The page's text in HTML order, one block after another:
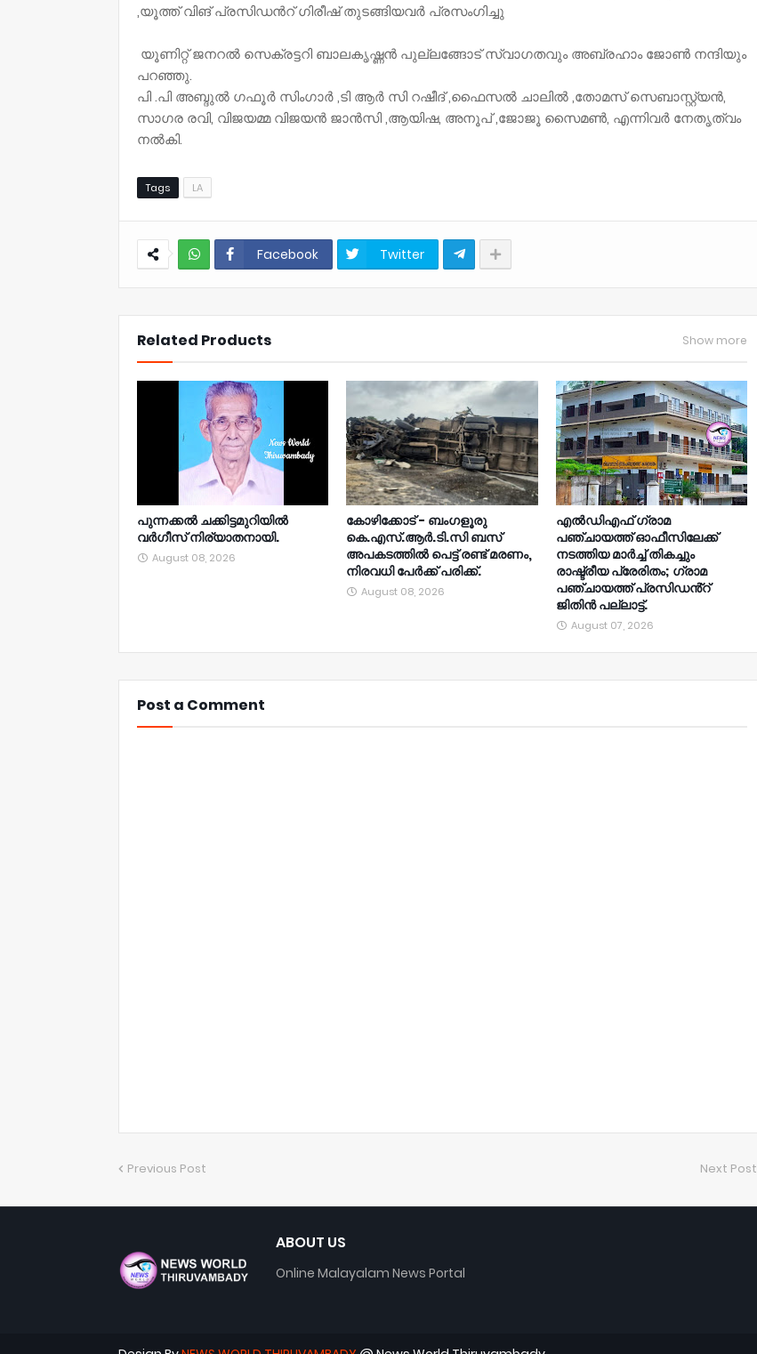
,യൂത്ത് വിങ് പ്രസിഡൻറ് ഗിരീഷ് തുടങ്ങിയവർ പ്രസംഗിച്ചു
യൂണിറ്റ് ജനറൽ സെക്രട്ടറി ബാലകൃഷ്ണൻ പുല്ലങ്ങോട് സ്വാഗതവും അബ്രഹാം ജോൺ നന്ദിയും
പറഞ്ഞു.
പി .പി അബ്ദുൽ ഗഫൂർ സിംഗാർ ,ടി ആർ സി റഷീദ് ,ഫൈസൽ ചാലിൽ ,തോമസ് സെബാസ്റ്റ്യൻ,
സാഗര രവി, വിജയമ്മ വിജയൻ ജാൻസി ,ആയിഷ, അനൂപ് ,ജോജൂ സൈമൺ, എന്നിവർ നേതൃത്വം
നൽകി.
Tags LA
Facebook Twitter
Related Products Show more
പുന്നക്കൽ ചക്കിട്ടമുറിയിൽ
വർഗീസ് നിര്യാതനായി.
August 08, 2026
കോഴിക്കോട് - ബംഗളൂരു
കെ.എസ്.ആർ.ടി.സി ബസ്
അപകടത്തിൽ പെട്ട് രണ്ട് മരണം,
നിരവധി പേർക്ക് പരിക്ക്.
August 08, 2026
എൽഡിഎഫ് ഗ്രാമ
പഞ്ചായത്ത് ഓഫീസിലേക്ക്
നടത്തിയ മാർച്ച് തികച്ചും
രാഷ്ട്രീയ പ്രേരിതം; ഗ്രാമ
പഞ്ചായത്ത് പ്രസിഡൻ്റ്
ജിതിൻ പല്ലാട്ട്.
August 07, 2026
Post a Comment
Previous Post Next Post
ABOUT US
Online Malayalam News Portal